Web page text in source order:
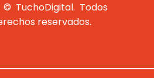
© TuchoDigital. Todos
reservados.